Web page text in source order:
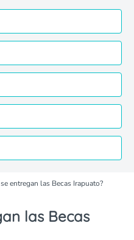
entregan las Becas Irapuato?
las Becas